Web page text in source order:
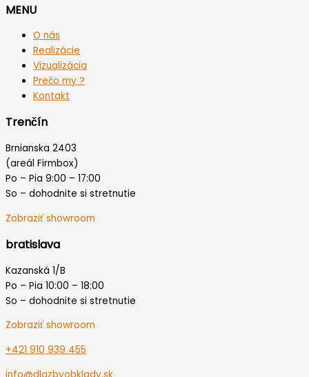
MENU
O nás
Realizácie
Vizualizácia
Prečo my ?
Kontakt
Trenčín
Brnianska 2403
(areál Firmbox)
Po – Pia 9:00 – 17:00
So – dohodnite si stretnutie
Zobraziť showroom
bratislava
Kazanská 1/B
Po – Pia 10:00 – 18:00
So – dohodnite si stretnutie
Zobraziť showroom
+421 910 939 455